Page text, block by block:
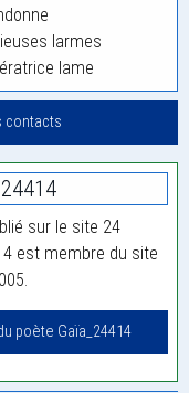
larmes
lame
contacts
sur le site 24
est membre du site
poète Gaïa_24414